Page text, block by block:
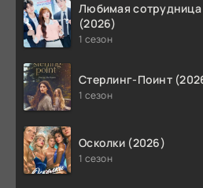
Любимая сотрудница
(2026)
1 сезон
Стерлинг-Поинт
1 сезон
Осколки (2026)
1 сезон